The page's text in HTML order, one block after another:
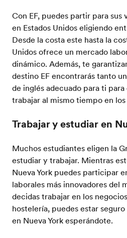
Con EF, puedes partir para sus
en Estados Unidos eligiendo
Desde la costa este hasta la
Unidos ofrece un mercado
dinámico. Además, te
destino EF encontrarás tanto
de inglés adecuado para ti
trabajar al mismo tiempo en los
Trabajar y estudiar en
Muchos estudiantes eligen la
estudiar y trabajar. Mientras
Nueva York puedes participar
laborales más innovadores del
decidas trabajar en los
hostelería, puedes estar
en Nueva York esperándote.